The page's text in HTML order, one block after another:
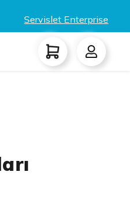
Servislet Enterprise